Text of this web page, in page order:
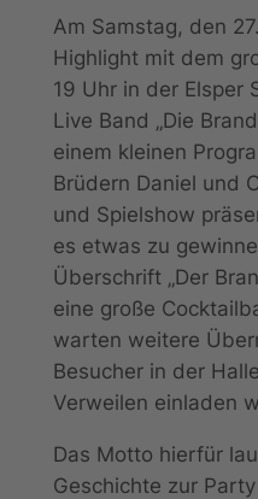
Am Samstag, den
Highlight mit dem
19 Uhr in der Elsper
Live Band „Die
einem kleinen
Brüdern Daniel und
und Spielshow
es etwas zu
Überschrift „Der
eine große
warten weitere
Besucher in der
Verweilen einladen
Das Motto hierfür
Geschichte zur